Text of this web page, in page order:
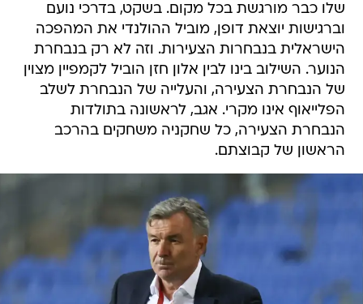
שלו כבר מורגשת בכל מקום. בשקט, בדרכי נועם
וברגישות יוצאת דופן, מוביל ההולנדי את המהפכה
הישראלית בנבחרות הצעירות. וזה לא רק בנבחרת
הנוער. השילוב בינו לבין אלון חזן הוביל לקמפיין מצוין
של הנבחרת הצעירה, והעלייה של הנבחרת לשלב
הפלייאוף אינו מקרי. אגב, לראשונה בתולדות
הנבחרת הצעירה, כל שחקניה משחקים בהרכב
הראשון של קבוצתם.